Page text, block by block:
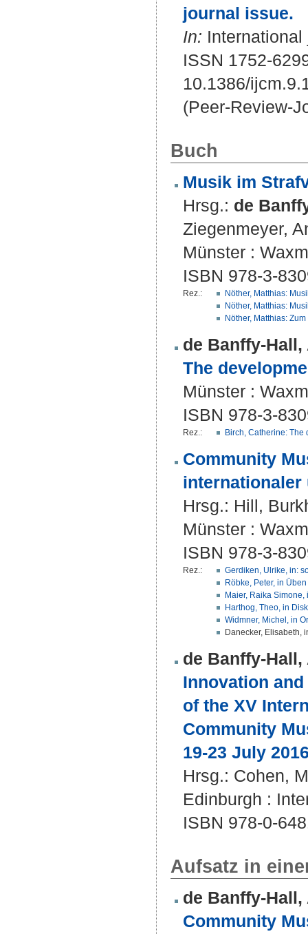
journal issue.
In:
ISSN 1752-
10.1386/
(Peer-Review-
Buch
Musik im
Hrsg.: de
Ziegenmeyer,
Münster :
ISBN 978-3-
Rez.:
Nöther, Matthias:
Nöther, Matthias:
Nöther, Matthias:
de Banffy-
The
Münster :
ISBN 978-3-
Rez.: Birch, Catherine:
Community
internationaler
Hrsg.: Hill,
Münster :
ISBN 978-3-
Rez.:
Gerdiken, Ulrike, in:
Röbke, Peter, in
Maier, Raika
Harthog, Theo, in
Widmner, Michel, in
Danecker, Elisabeth,
de Banffy-
Innovation
of the XV
Community
19-23 July
Hrsg.: Cohen,
Edinburgh :
ISBN 978-0-
Aufsatz in
de Banffy-
Community